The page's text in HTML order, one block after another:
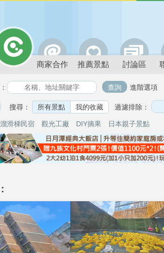
商家合作 推薦景點 討論區
進階選項
搜尋： 所有景點 我的收藏 過濾排除：
溜滑梯民宿 觀光工廠 DIY摘果 日本親子景點